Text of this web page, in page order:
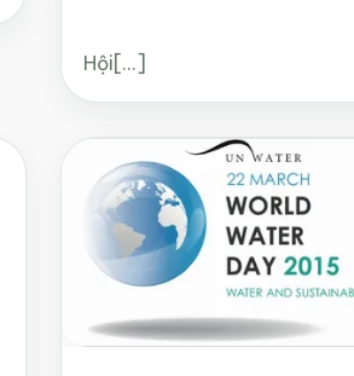
Hội[...]